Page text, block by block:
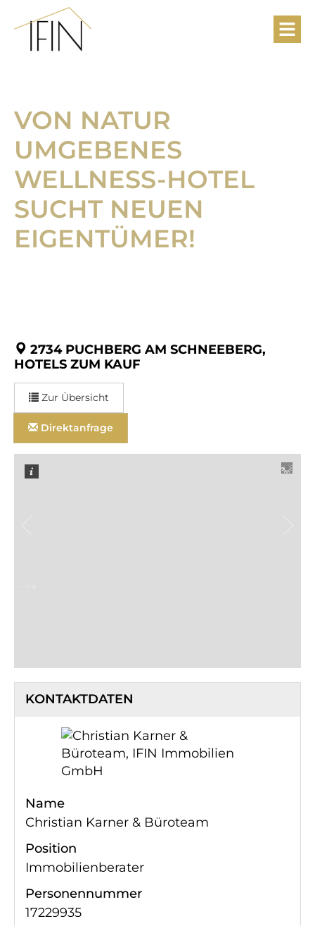
VON NATUR
UMGEBENES
WELLNESS-​HOTEL
SUCHT NEUEN
EIGENTÜMER!
2734 PUCHBERG AM SCHNEEBERG,
HOTELS ZUM KAUF
Zur Übersicht
Direktanfrage
KONTAKTDATEN
Name
Christian Karner & Büroteam
Position
Immobilienberater
Personennummer
17229935